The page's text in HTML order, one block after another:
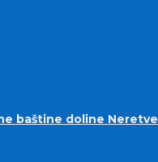
baštine doline Neretve